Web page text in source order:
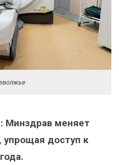
Минздрав меняет
упрощая доступ к